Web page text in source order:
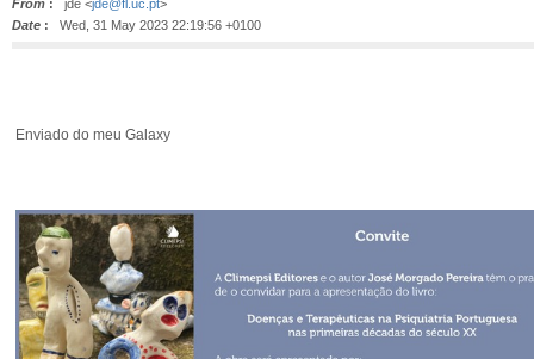
From : jde <jde@fl.uc.pt>
Date : Wed, 31 May 2023 22:19:56 +0100
Enviado do meu Galaxy